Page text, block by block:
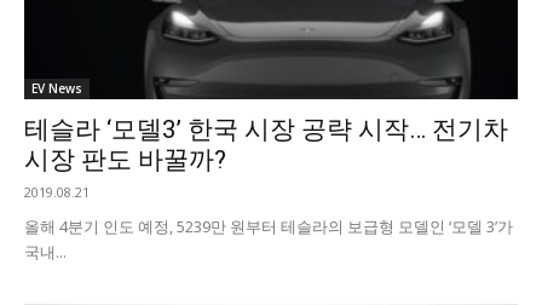
EV News
테슬라 ‘모델3’ 한국 시장 공략 시작… 전기차
시장 판도 바꿀까?
2019.08.21
올해 4분기 인도 예정, 5239만 원부터 테슬라의 보급형 모델인 ‘모델 3’가
국내...